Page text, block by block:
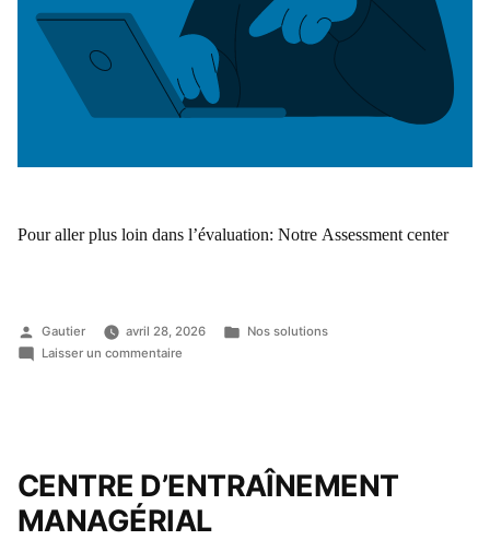
Pour aller plus loin dans l’évaluation: Notre Assessment center
Gautier avril 28, 2026
Nos solutions
Laisser un commentaire
CENTRE D’ENTRAÎNEMENT
MANAGÉRIAL